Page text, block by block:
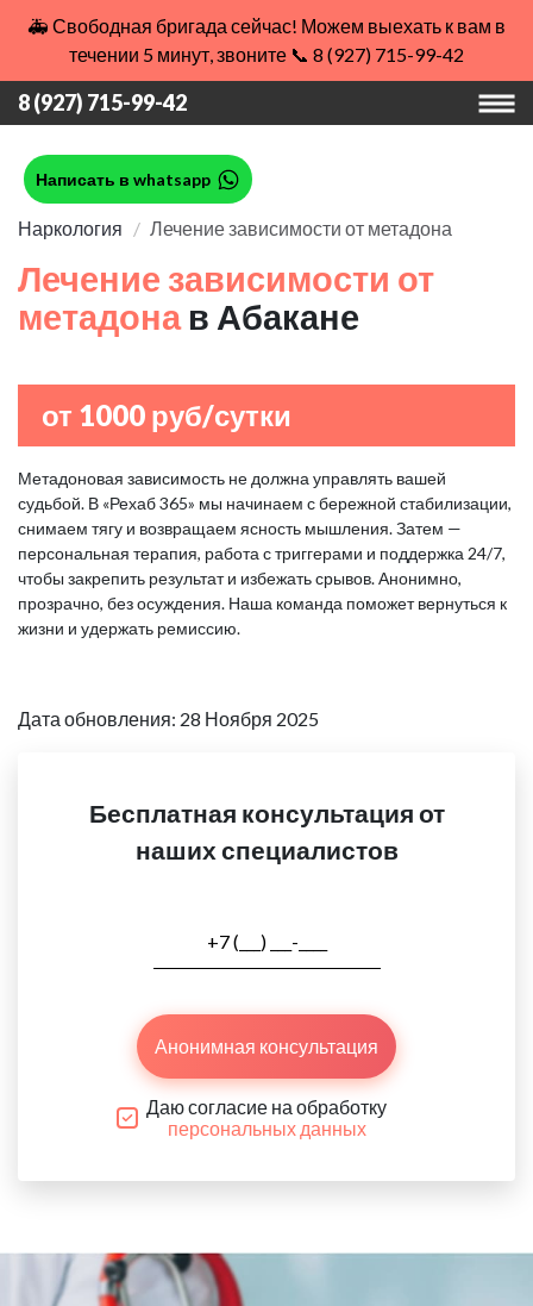
🚑 Свободная бригада сейчас! Можем выехать к вам в
течении 5 минут, звоните 📞 8 (927) 715-99-42
8 (927) 715-99-42
Написать в whatsapp
Наркология Лечение зависимости от метадона
Лечение зависимости от
метадона в Абакане
от 1000 руб/сутки
Метадоновая зависимость не должна управлять вашей
судьбой. В «Рехаб 365» мы начинаем с бережной стабилизации,
снимаем тягу и возвращаем ясность мышления. Затем —
персональная терапия, работа с триггерами и поддержка 24/7,
чтобы закрепить результат и избежать срывов. Анонимно,
прозрачно, без осуждения. Наша команда поможет вернуться к
жизни и удержать ремиссию.
Дата обновления: 28 Ноября 2025
Бесплатная консультация от
наших специалистов
Анонимная консультация
Даю согласие на обработку
персональных данных